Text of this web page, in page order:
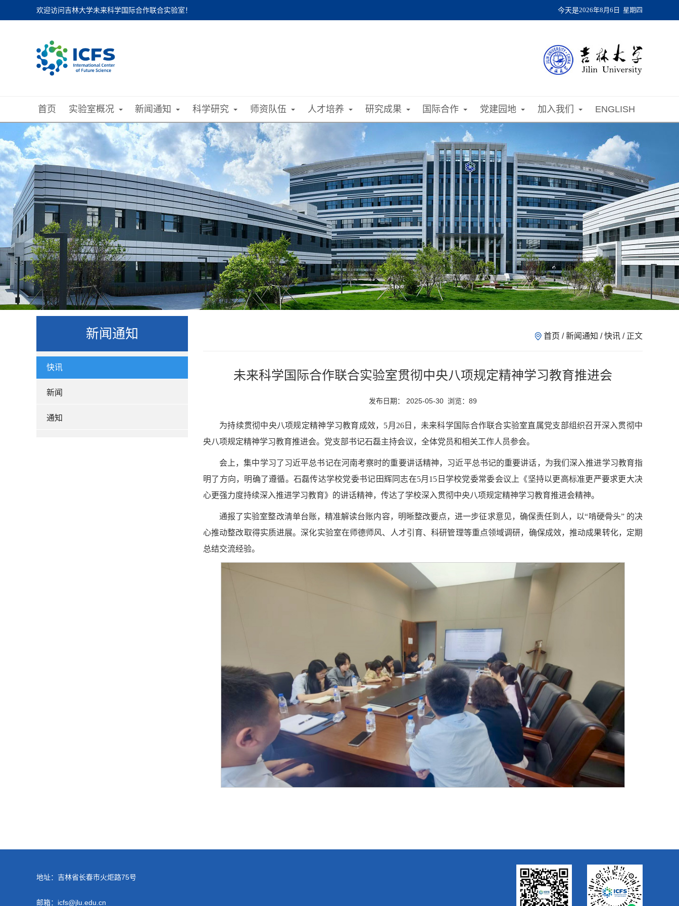
欢迎访问吉林大学未来科学国际合作联合实验室！ 今天是2026年8月6日 星期四
首页 实验室概况 新闻通知 科学研究 师资队伍 人才培养 研究成果 国际合作 党建园地 加入我们 ENGLISH
新闻通知
快讯
新闻
通知
首页 /新闻通知 /快讯 / 正文
未来科学国际合作联合实验室贯彻中央八项规定精神学习教育推进会
发布日期： 2025-05-30 浏览： 89
为持续贯彻中央八项规定精神学习教育成效，5月26日，未来科学国际合作联合实验室直属党支部组织召开深入贯彻中
央八项规定精神学习教育推进会。党支部书记石磊主持会议，全体党员和相关工作人员参会。
会上，集中学习了习近平总书记在河南考察时的重要讲话精神，习近平总书记的重要讲话，为我们深入推进学习教育指
明了方向，明确了遵循。石磊传达学校党委书记田辉同志在5月15日学校党委常委会议上《坚持以更高标准更严要求更大决
心更强力度持续深入推进学习教育》的讲话精神，传达了学校深入贯彻中央八项规定精神学习教育推进会精神。
通报了实验室整改清单台账，精准解读台账内容，明晰整改要点，进一步征求意见，确保责任到人，以“啃硬骨头” 的决
心推动整改取得实质进展。深化实验室在师德师风、人才引育、科研管理等重点领域调研，确保成效，推动成果转化，定期
总结交流经验。
地址：吉林省长春市火炬路75号
邮箱：icfs@jlu.edu.cn